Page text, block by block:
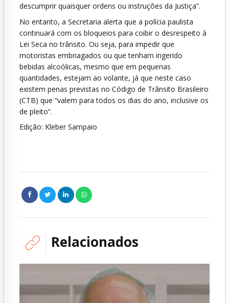
descumprir quaisquer ordens ou instruções da Justiça”.
No entanto, a Secretaria alerta que a polícia paulista
continuará com os bloqueios para coibir o desrespeito à
Lei Seca no trânsito. Ou seja, para impedir que
motoristas embriagados ou que tenham ingerido
bebidas alcoólicas, mesmo que em pequenas
quantidades, estejam ao volante, já que neste caso
existem penas previstas no Código de Trânsito Brasileiro
(CTB) que “valem para todos os dias do ano, inclusive os
de pleito”.
Edição: Kleber Sampaio
Relacionados